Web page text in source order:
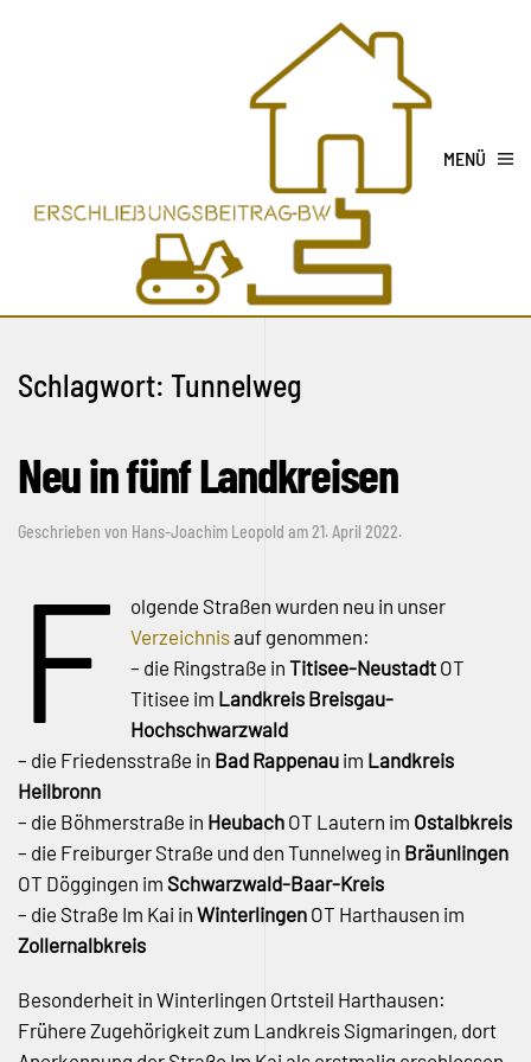
MENÜ
Schlagwort: Tunnelweg
Neu in fünf Landkreisen
Geschrieben von Hans-Joachim Leopold am21. April 2022.
F
olgende Straßen wurden neu in unser
Verzeichnisauf genommen:
– die Ringstraße inTitisee-Neustadt OT
Titisee im Landkreis Breisgau-
Hochschwarzwald
– die Friedensstraße in Bad Rappenau im Landkreis
Heilbronn
– die Böhmerstraße in Heubach OT Lautern im Ostalbkreis
– die Freiburger Straße und den Tunnelweg in Bräunlingen
OT Döggingen im Schwarzwald-Baar-Kreis
– die Straße Im Kai in Winterlingen OT Harthausen im
Zollernalbkreis
Besonderheit in Winterlingen Ortsteil Harthausen:
Frühere Zugehörigkeit zum Landkreis Sigmaringen, dort